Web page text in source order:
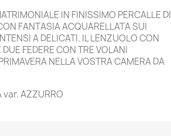
IN FINISSIMO PERCALLE DI
FANTASIA ACQUARELLATA SUI
A DELICATI. IL LENZUOLO CON
FEDERE CON TRE VOLANI
NELLA VOSTRA CAMERA DA
var. AZZURRO